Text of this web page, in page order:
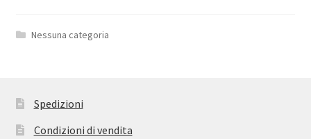
Nessuna categoria
Spedizioni
Condizioni di vendita